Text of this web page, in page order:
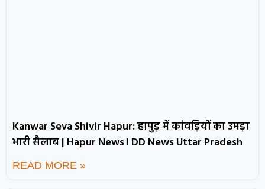
Kanwar Seva Shivir Hapur: हापुड़ में कांवड़ियों का उमड़ा
भारी सैलाब | Hapur News। DD News Uttar Pradesh
READ MORE »